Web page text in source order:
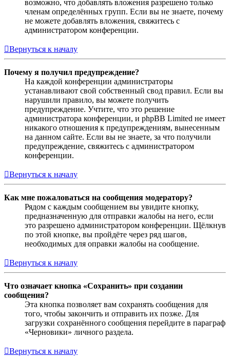
возможно, что добавлять вложения разрешено только
членам определённых групп. Если вы не знаете, почему
не можете добавлять вложения, свяжитесь с
администратором конференции.
Вернуться к началу
Почему я получил предупреждение?
На каждой конференции администраторы
устанавливают свой собственный свод правил. Если вы
нарушили правило, вы можете получить
предупреждение. Учтите, что это решение
администратора конференции, и phpBB Limited не имеет
никакого отношения к предупреждениям, вынесенным
на данном сайте. Если вы не знаете, за что получили
предупреждение, свяжитесь с администратором
конференции.
Вернуться к началу
Как мне пожаловаться на сообщения модератору?
Рядом с каждым сообщением вы увидите кнопку,
предназначенную для отправки жалобы на него, если
это разрешено администратором конференции. Щёлкнув
по этой кнопке, вы пройдёте через ряд шагов,
необходимых для оправки жалобы на сообщение.
Вернуться к началу
Что означает кнопка «Сохранить» при создании
сообщения?
Эта кнопка позволяет вам сохранять сообщения для
того, чтобы закончить и отправить их позже. Для
загрузки сохранённого сообщения перейдите в параграф
«Черновики» личного раздела.
Вернуться к началу